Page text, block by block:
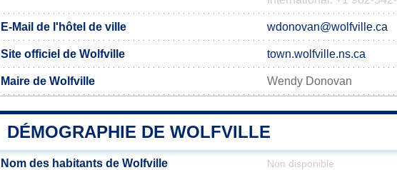
E-Mail de l'hôtel de ville wdonovan@wolfville.ca
Site officiel de Wolfville town.wolfville.ns.ca
Maire de Wolfville Wendy Donovan
DÉMOGRAPHIE DE WOLFVILLE
Nom des habitants de Wolfville Non disponible